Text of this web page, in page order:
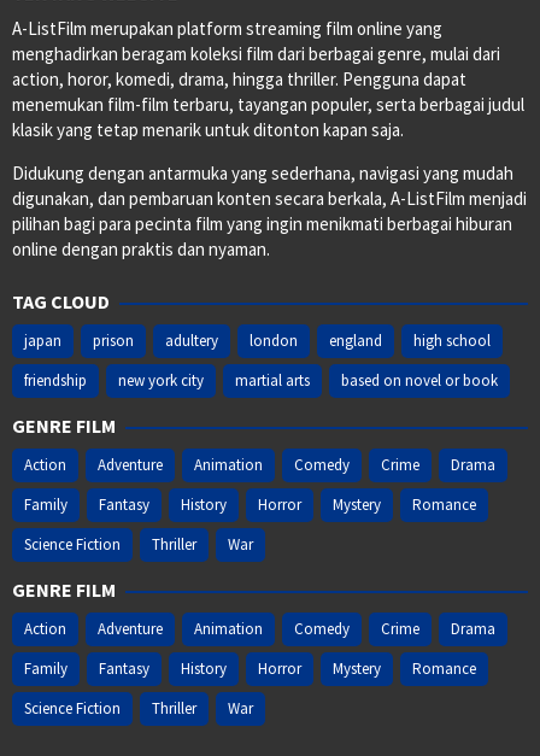
A-ListFilm merupakan platform streaming film online yang
menghadirkan beragam koleksi film dari berbagai genre, mulai dari
action, horor, komedi, drama, hingga thriller. Pengguna dapat
menemukan film-film terbaru, tayangan populer, serta berbagai judul
klasik yang tetap menarik untuk ditonton kapan saja.
Didukung dengan antarmuka yang sederhana, navigasi yang mudah
digunakan, dan pembaruan konten secara berkala, A-ListFilm menjadi
pilihan bagi para pecinta film yang ingin menikmati berbagai hiburan
online dengan praktis dan nyaman.
TAG CLOUD
japan prison adultery london england
high school
friendship
new york city martial arts based on novel or book
GENRE FILM
Action Adventure Animation Comedy Crime
Drama
Family
Fantasy History Horror Mystery
Romance
Science Fiction
Thriller War
GENRE FILM
Action Adventure Animation Comedy Crime
Drama
Family
Fantasy History Horror Mystery
Romance
Science Fiction
Thriller War